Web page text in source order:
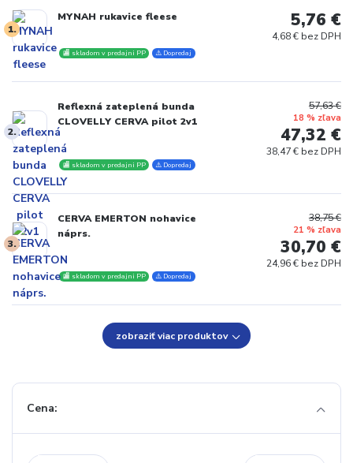
1.
MYNAH rukavice fleese
🏬 skladom v predajni PP ⚠️ Dopredaj
5,76 €
4,68 € bez DPH
2.
Reflexná zateplená bunda
CLOVELLY CERVA pilot 2v1
🏬 skladom v predajni PP ⚠️ Dopredaj
57,63 €
18 % zľava
47,32 €
38,47 € bez DPH
3.
CERVA EMERTON nohavice
náprs.
🏬 skladom v predajni PP ⚠️ Dopredaj
38,75 €
21 % zľava
30,70 €
24,96 € bez DPH
zobraziť viac produktov
Cena: